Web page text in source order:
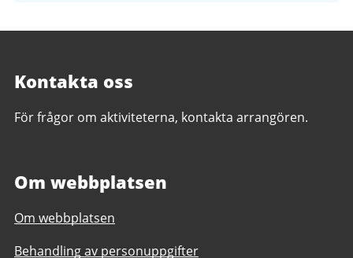
Kontakta oss
För frågor om aktiviteterna, kontakta arrangören.
Om webbplatsen
Om webbplatsen
Behandling av personuppgifter